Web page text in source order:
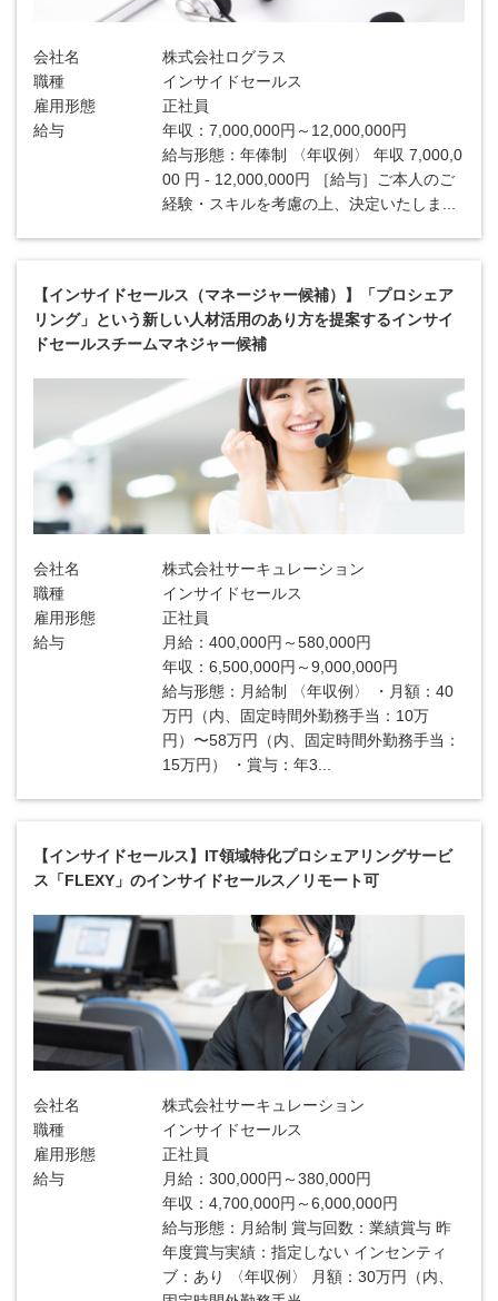
会社名
株式会社ログラス
職種
インサイドセールス
雇用形態
正社員
給与
年収：7,000,000円～12,000,000円
給与形態：年俸制 〈年収例〉 年収 7,000,0
00 円 - 12,000,000円 ［給与］ご本人のご
経験・スキルを考慮の上、決定いたしま...
【インサイドセールス（マネージャー候補）】「プロシェア
リング」という新しい人材活用のあり方を提案するインサイ
ドセールスチームマネジャー候補
会社名
株式会社サーキュレーション
職種
インサイドセールス
雇用形態
正社員
給与
月給：400,000円～580,000円
年収：6,500,000円～9,000,000円
給与形態：月給制 〈年収例〉 ・月額：40
万円（内、固定時間外勤務手当：10万
円）〜58万円（内、固定時間外勤務手当：
15万円） ・賞与：年3...
【インサイドセールス】IT領域特化プロシェアリングサービ
ス「FLEXY」のインサイドセールス／リモート可
会社名
株式会社サーキュレーション
職種
インサイドセールス
雇用形態
正社員
給与
月給：300,000円～380,000円
年収：4,700,000円～6,000,000円
給与形態：月給制 賞与回数：業績賞与 昨
年度賞与実績：指定しない インセンティ
ブ：あり 〈年収例〉 月額：30万円（内、